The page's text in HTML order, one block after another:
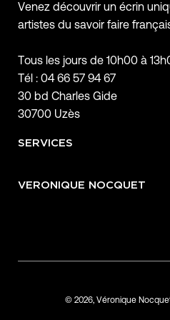
Venez découvrir un écrin
artistes du savoir faire
Tous les jours de 10h00 à
Tél : 04 66 57 94 67
30 bd Charles Gide
30700 Uzès
SERVICES
VERONIQUE NOCQUET
© 2026, Véronique